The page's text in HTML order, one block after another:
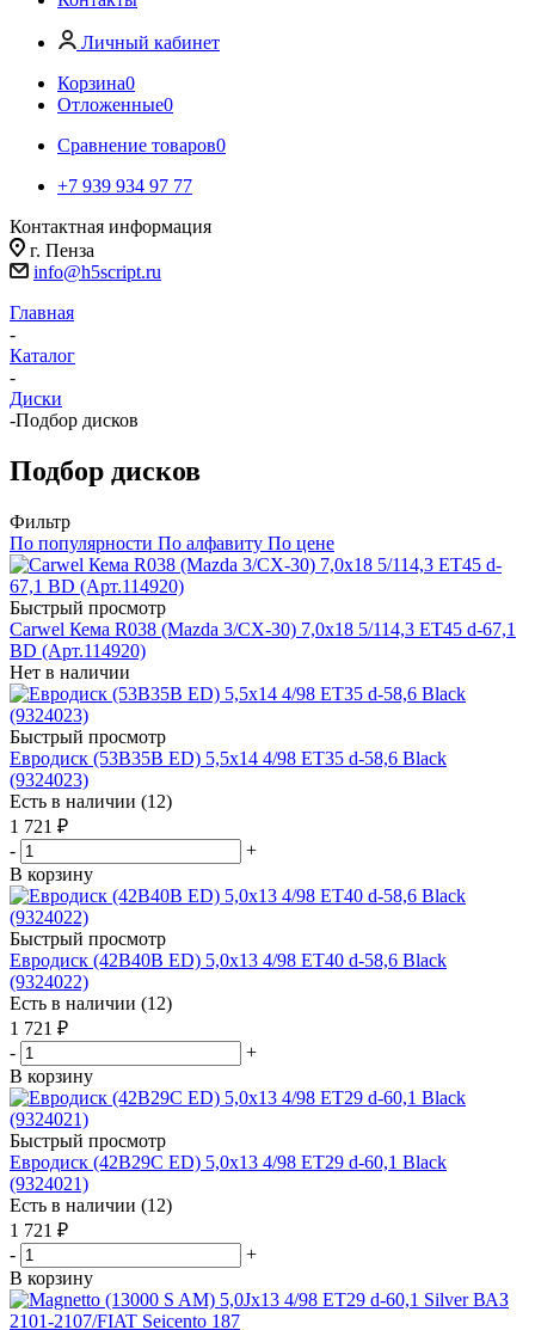
Личный кабинет
Корзина0
Отложенные0
Сравнение товаров0
+7 939 934 97 77
Контактная информация
г. Пенза
info@h5script.ru
Главная
-
Каталог
-
Диски
-Подбор дисков
Подбор дисков
Фильтр
По популярности По алфавиту По цене
Быстрый просмотр
Carwel Кема R038 (Mazda 3/CX-30) 7,0x18 5/114,3 ET45 d-67,1
BD (Арт.114920)
Нет в наличии
Быстрый просмотр
Евродиск (53B35B ED) 5,5x14 4/98 ET35 d-58,6 Black
(9324023)
Есть в наличии (12)
1 721 ₽
-
+
В корзину
Быстрый просмотр
Евродиск (42B40B ED) 5,0x13 4/98 ET40 d-58,6 Black
(9324022)
Есть в наличии (12)
1 721 ₽
-
+
В корзину
Быстрый просмотр
Евродиск (42B29C ED) 5,0x13 4/98 ET29 d-60,1 Black
(9324021)
Есть в наличии (12)
1 721 ₽
-
+
В корзину